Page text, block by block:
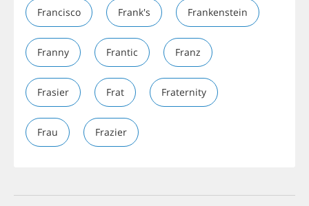
Francisco Frank's Frankenstein
Franny Frantic Franz
Frasier Frat Fraternity
Frau Frazier